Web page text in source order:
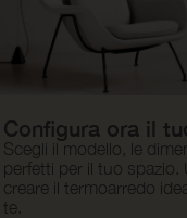
Configura ora il
Scegli il modello, le
perfetti per il tuo
creare il termoarredo
te.